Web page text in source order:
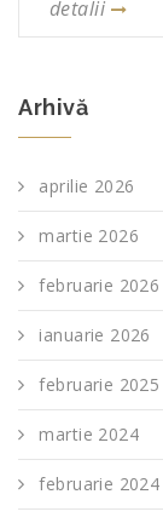
detalii
Arhivă
aprilie 2026
martie 2026
februarie 2026
ianuarie 2026
februarie 2025
martie 2024
februarie 2024